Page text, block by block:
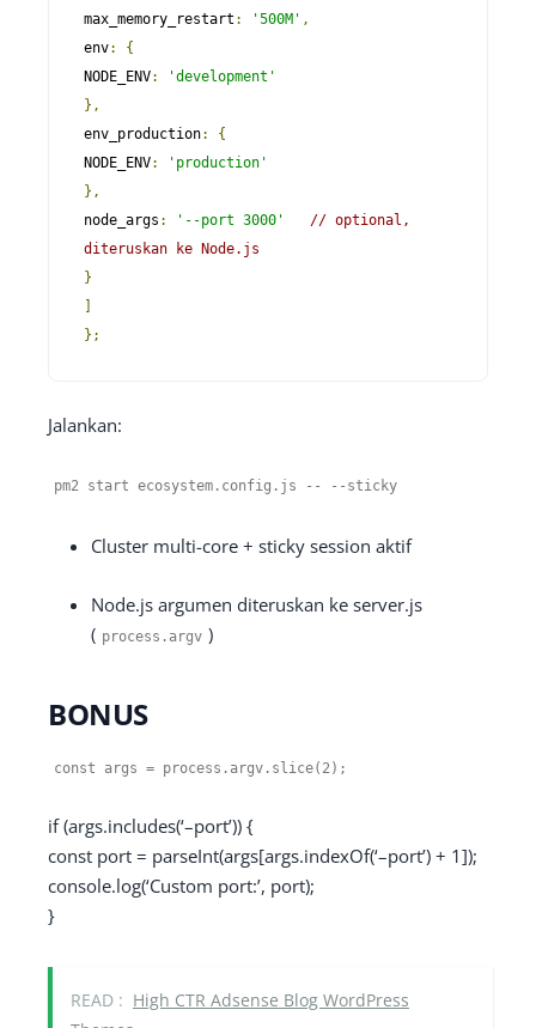
max_memory_restart : '500M' ,
env:
{
NODE_ENV:
'development'
},
env_production:
{
NODE_ENV:
'production'
},
node_args : '--port 3000'
// optional,
diteruskan ke Node.js
}
};
Jalankan:
pm2 start ecosystem . config . js -- -- sticky
Cluster multi-core + sticky session aktif
Node.js argumen diteruskan ke server.js
( process . argv )
BONUS
const args = process . argv . slice( 2);
if(args.includes(‘–port’)) {
const port = parseInt(args[args.indexOf(‘–port’) + 1]);
console.log(‘Custom port:’, port);
}
READ : High CTR Adsense Blog WordPress